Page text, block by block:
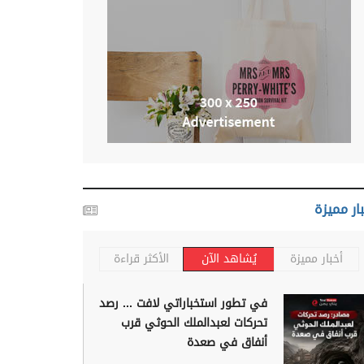
مميزة
أخبار مميزة يُشاهد الآن الأكثر قراءة
في تطور استخباراتي لافت ... رصد
تحركات لعبدالملك الحوثي قرب
أنفاق في صعدة